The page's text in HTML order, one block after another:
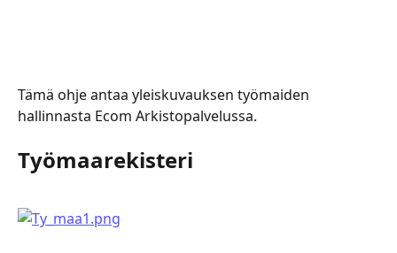
Tämä ohje antaa yleiskuvauksen työmaiden
hallinnasta Ecom Arkistopalvelussa.
Työmaarekisteri